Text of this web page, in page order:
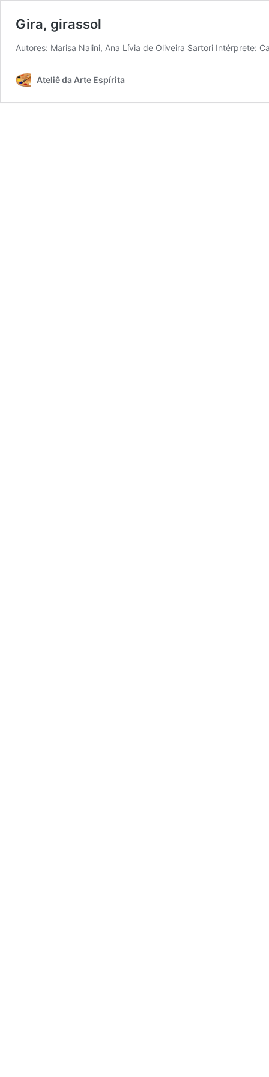
Gira, girassol
Autores: Marisa Nalini, Ana Lívia de Oliveira Sartori
Ateliê da Arte Espírita